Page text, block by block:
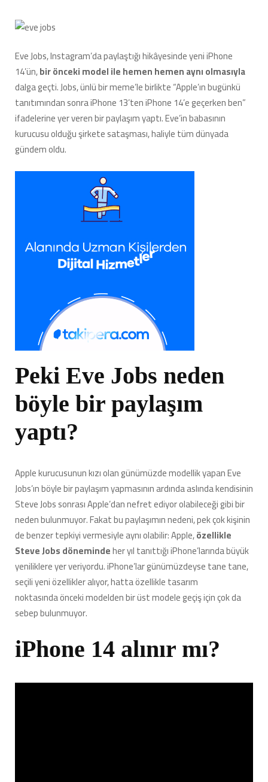
Eve Jobs, Instagram’da paylaştığı hikâyesinde yeni iPhone
14’ün,bir önceki model ile hemen hemen aynı olmasıyla
dalga geçti. Jobs, ünlü bir meme’le birlikte “Apple’ın bugünkü
tanıtımından sonra iPhone 13’ten iPhone 14’e geçerken ben”
ifadelerine yer veren bir paylaşım yaptı. Eve’in babasının
kurucusu olduğu şirkete sataşması, haliyle tüm dünyada
gündem oldu.
Peki Eve Jobs neden
böyle bir paylaşım
yaptı?
Apple kurucusunun kızı olan günümüzde modellik yapan Eve
Jobs’ın böyle bir paylaşım yapmasının ardında aslında kendisinin
Steve Jobs sonrası Apple’dan nefret ediyor olabileceği gibi bir
neden bulunmuyor. Fakat bu paylaşımın nedeni, pek çok kişinin
de benzer tepkiyi vermesiyle aynı olabilir: Apple,özellikle
Steve Jobs dönemindeher yıl tanıttığı iPhone’larında büyük
yeniliklere yer veriyordu. iPhone’lar günümüzdeyse tane tane,
seçili yeni özellikler alıyor, hatta özellikle tasarım
noktasında önceki modelden bir üst modele geçiş için çok da
sebep bulunmuyor.
iPhone 14 alınır mı?